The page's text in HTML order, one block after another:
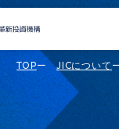
TOP JICについて